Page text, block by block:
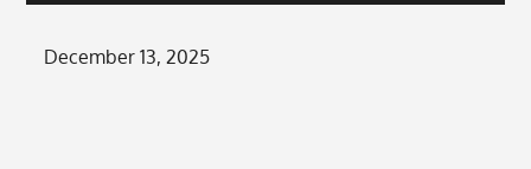
Posted
December 13, 2025